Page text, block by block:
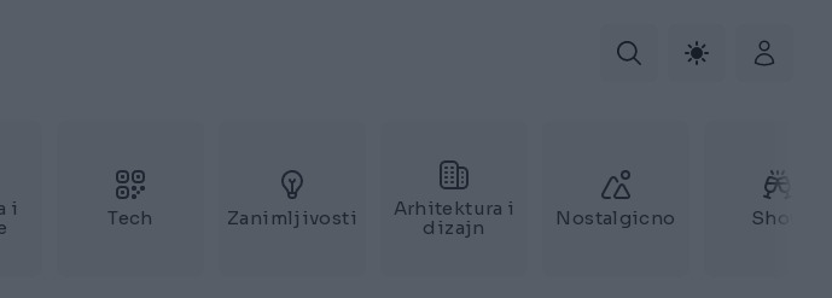
i
Tech Zanimljivosti
Arhitektura i
dizajn
Nostalgicno Show